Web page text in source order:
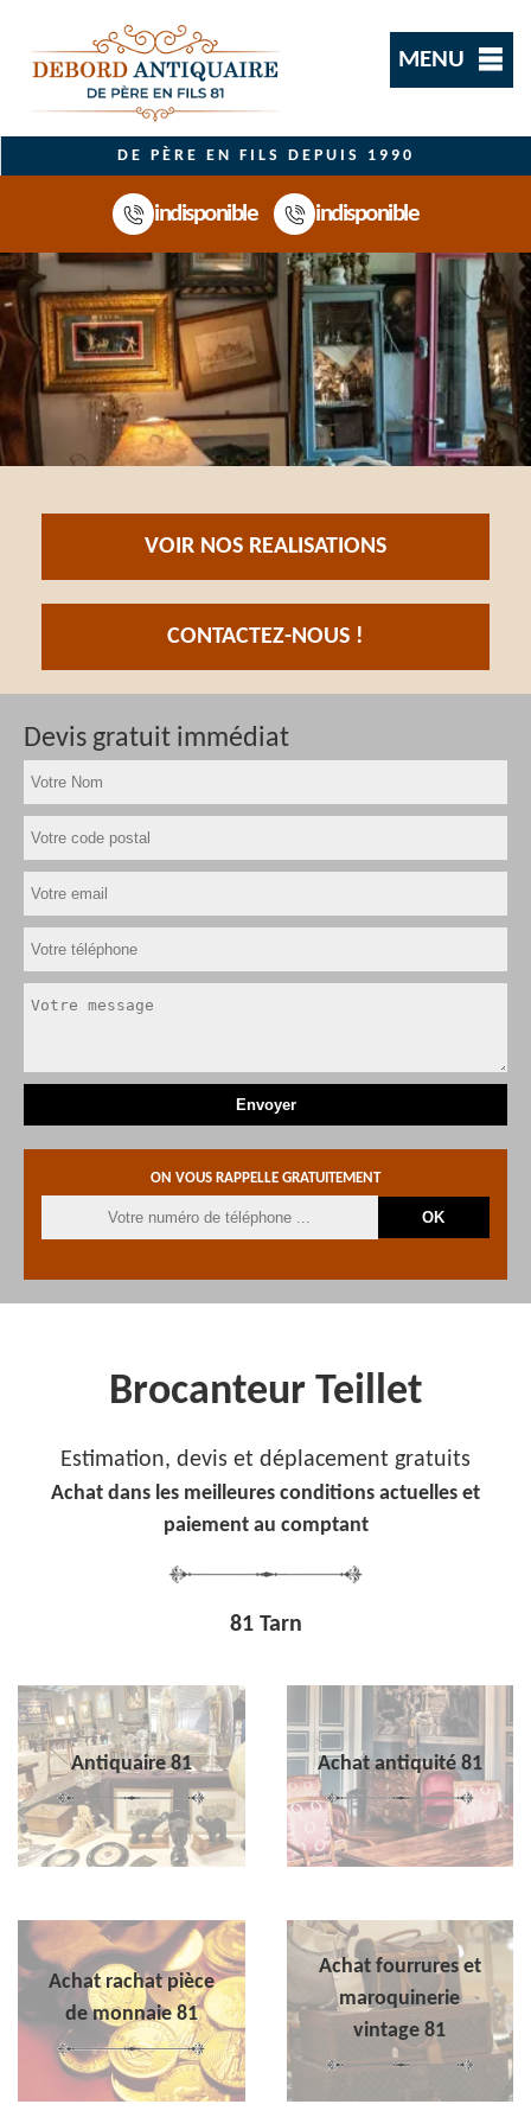
MENU
DE PÈRE EN FILS DEPUIS 1990
indisponible indisponible
VOIR NOS REALISATIONS
CONTACTEZ-NOUS !
Devis gratuit immédiat
ON VOUS RAPPELLE GRATUITEMENT
Brocanteur Teillet
Estimation, devis et déplacement gratuits
Achat dans les meilleures conditions actuelles et
paiement au comptant
81 Tarn
Antiquaire 81 Achat antiquité 81
Achat rachat pièce
de monnaie 81
Achat fourrures et
maroquinerie
vintage 81